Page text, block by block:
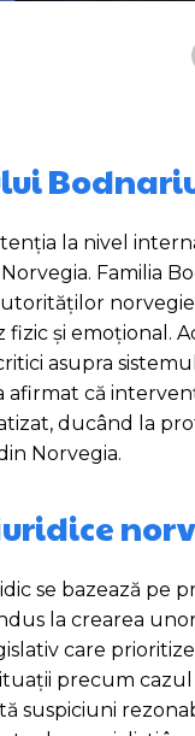
la nivel
Familia
și emoțional.
asupra
afirmat că
ducând la
Norvegia.
se bazează
la crearea
care
precum
suspiciuni